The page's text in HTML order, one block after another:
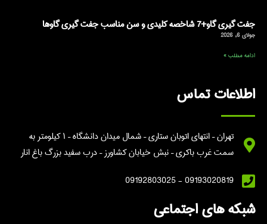
جفت گیری گاو+7 شاخصه کلیدی و سن مناسب جفت گیری گاوها
جولای 6, 2026
ادامه مطلب »
اطلاعات تماس
تهران – انتهای اتوبان ستاری – شمال میدان دانشگاه – ۱ کیلومتر به
سمت غرب باکری – نبش خیابان کشاورز – درب سفید بزرگ باغ انار
09193020819 - 09192803025
شبکه های اجتماعی